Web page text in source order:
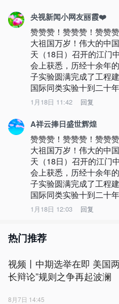
央视新闻小网友丽霞❤️
赞赞赞！赞赞赞！赞赞
大祖国万岁！伟大的中
天（18日）召开的江门
会上获悉，历经十余年
子实验圆满完成了工程
国际同类实验十到二十
1月18日 11:42 回复
A祥云捧日盛世辉煌
赞赞赞！赞赞赞！赞赞
大祖国万岁！伟大的中
天（18日）召开的江门
会上获悉，历经十余年
子实验圆满完成了工程
国际同类实验十到二十
1月18日 12:03 回复
热门推荐
视频丨中期选举在即 美国
长辩论”规则之争再起波澜
8月7日 14:45